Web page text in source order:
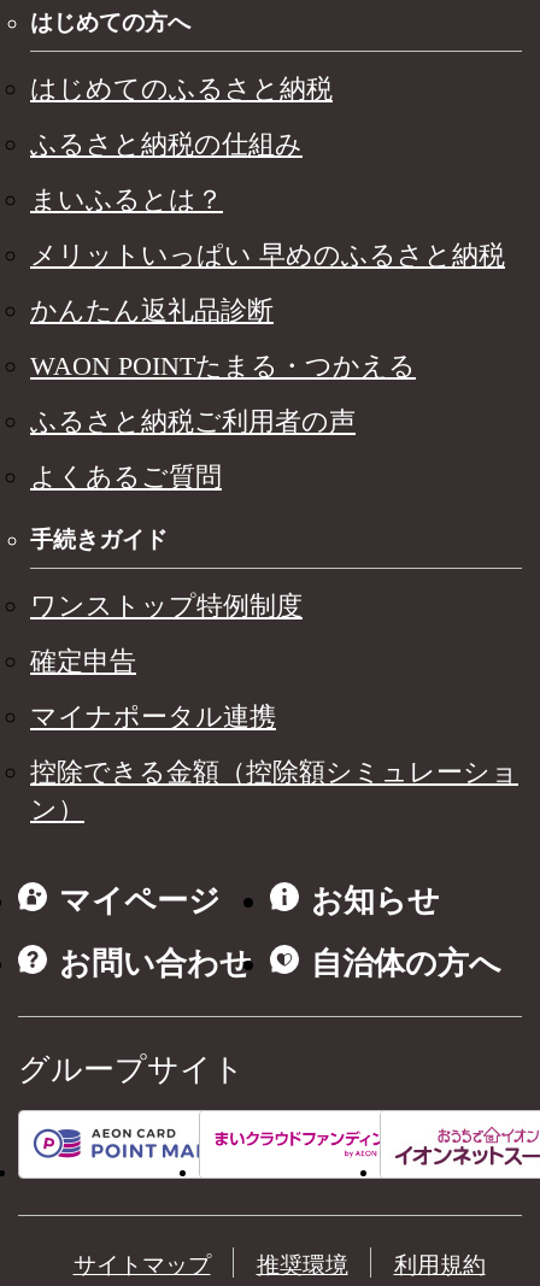
はじめての方へ
はじめてのふるさと納税
ふるさと納税の仕組み
まいふるとは？
メリットいっぱい 早めのふるさと納税
かんたん返礼品診断
WAON POINTたまる・つかえる
ふるさと納税ご利用者の声
よくあるご質問
手続きガイド
ワンストップ特例制度
確定申告
マイナポータル連携
控除できる金額（控除額シミュレーショ
ン）
マイページ
お知らせ
お問い合わせ
自治体の方へ
グループサイト
サイトマップ 推奨環境 利用規約